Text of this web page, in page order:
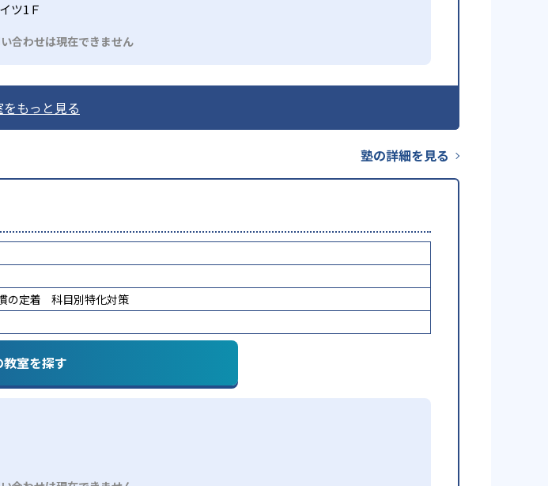
ツ1Ｆ
合わせは現在できません
もっと見る
塾の詳細を見る
の定着
科目別特化対策
教室を探す